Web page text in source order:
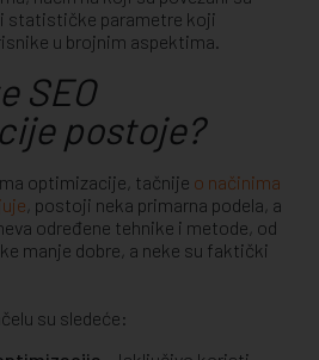
statističke parametre koji
u brojnim aspektima.
SEO
postoje?
optimizacije, tačnije o načinima
, postoji neka primarna podela, a
određene tehnike i metode, od
manje dobre, a neke su faktički
su sledeće: